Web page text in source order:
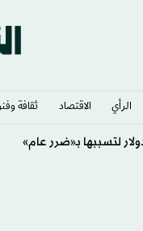
الرأي الاقتصاد ثقافة